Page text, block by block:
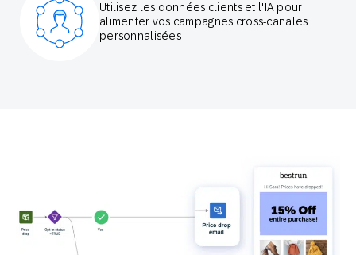
Utilisez les données clients et l'IA pour
alimenter vos campagnes cross-canales
personnalisées